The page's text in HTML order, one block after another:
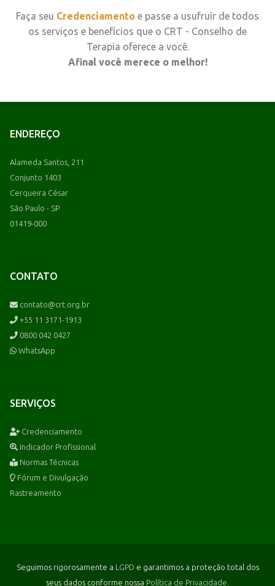
Faça seu Credenciamento e passe a usufruir de todos
os serviços e benefícios que o CRT - Conselho de
Terapia oferece a você.
Afinal você merece o melhor!
ENDEREÇO
Alameda Santos, 211
Conjunto 1403
Cerqueira César
São Paulo - SP
01419-000
CONTATO
contato@crt.org.br
+55 11 3171-1913
0800 042 0427
WhatsApp
SERVIÇOS
Credenciamento
Indicador Profissional
Normas Técnicas
Fórum e Divulgação
Rastreamento
Seguimos rigorosamente a LGPD e garantimos a proteção total dos
seus dados conforme nossa Política de Privacidade